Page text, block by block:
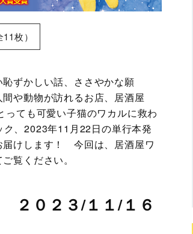
枚）
ずかしい話、ささやかな願
や動物が訪れるお店、居酒屋
ても可愛い子猫のワカルに救わ
、2023年11月22日の単行本発
届けします！ 今回は、居酒屋ワ
覧ください。
２０２３/１１/１６